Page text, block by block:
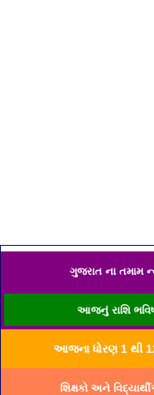
ગુજરાત ના તમામ
આજનું રાશિ
આજના ધોરણ 1 થી 12
શિક્ષકો અને